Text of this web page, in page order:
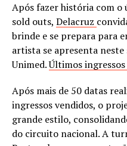
Após fazer história com
sold outs, Delacruz
brinde e se prepara para
artista se apresenta neste
Unimed.Últimos
Após mais de 50 datas
ingressos vendidos, o
grande estilo,
do circuito nacional. A